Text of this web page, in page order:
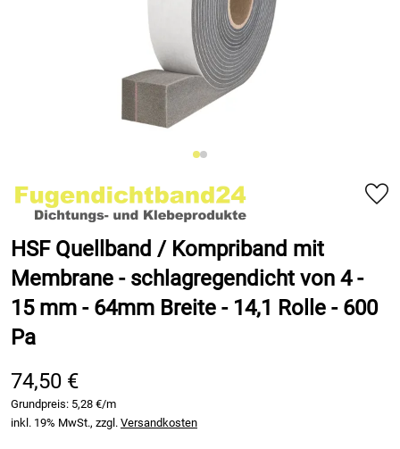
HSF Quellband / Kompriband mit
Membrane - schlagregendicht von 4 -
15 mm - 64mm Breite - 14,1 Rolle - 600
Pa
74,50 €
Grundpreis: 5,28 €/m
inkl. 19% MwSt., zzgl. Versandkosten